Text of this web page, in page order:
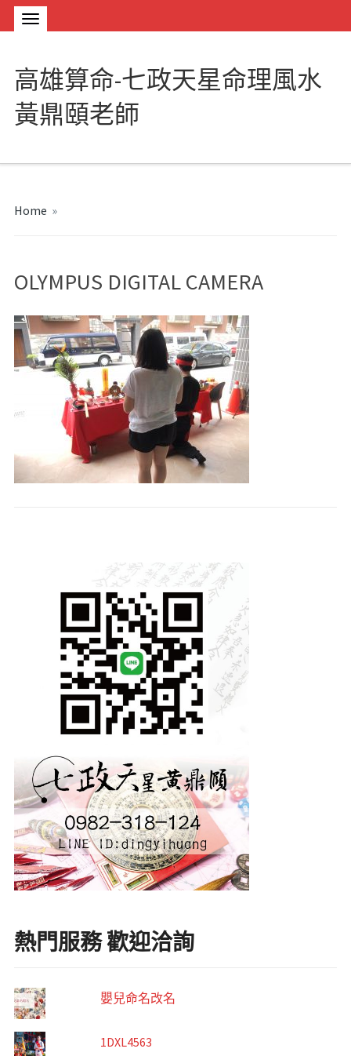
高雄算命-七政天星命理風水
黃鼎頤老師
Home »
OLYMPUS DIGITAL CAMERA
熱門服務 歡迎洽詢
嬰兒命名改名
1DXL4563